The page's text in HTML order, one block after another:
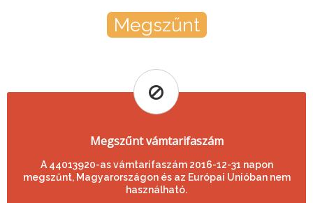
Megszűnt
Megszűnt vámtarifaszám
A 44013920-as vámtarifaszám 2016-12-31 napon
megszűnt, Magyarországon és az Európai Unióban nem
használható.